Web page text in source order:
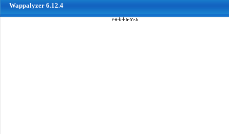
Wappalyzer 6.12.4